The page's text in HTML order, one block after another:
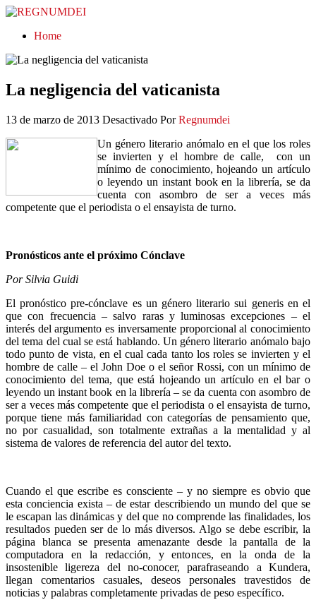
REGNUMDEI
Home
La negligencia del vaticanista
13 de marzo de 2013 Desactivado Por Regnumdei
Un género literario anómalo en el que los roles
se invierten y el hombre de calle, con un
mínimo de conocimiento, hojeando un artículo
o leyendo un instant book en la librería, se da
cuenta con asombro de ser a veces más
competente que el periodista o el ensayista de turno.
Pronósticos ante el próximo Cónclave
Por Silvia Guidi
El pronóstico pre-cónclave es un género literario sui generis en el
que con frecuencia – salvo raras y luminosas excepciones – el
interés del argumento es inversamente proporcional al conocimiento
del tema del cual se está hablando. Un género literario anómalo bajo
todo punto de vista, en el cual cada tanto los roles se invierten y el
hombre de calle – el John Doe o el señor Rossi, con un mínimo de
conocimiento del tema, que está hojeando un artículo en el bar o
leyendo un instant book en la librería – se da cuenta con asombro de
ser a veces más competente que el periodista o el ensayista de turno,
porque tiene más familiaridad con categorías de pensamiento que,
no por casualidad, son totalmente extrañas a la mentalidad y al
sistema de valores de referencia del autor del texto.
Cuando el que escribe es consciente – y no siempre es obvio que
esta conciencia exista – de estar describiendo un mundo del que se
le escapan las dinámicas y del que no comprende las finalidades, los
resultados pueden ser de lo más diversos. Algo se debe escribir, la
página blanca se presenta amenazante desde la pantalla de la
computadora en la redacción, y entonces, en la onda de la
insostenible ligereza del no-conocer, parafraseando a Kundera,
llegan comentarios casuales, deseos personales travestidos de
noticias y palabras completamente privadas de peso específico.